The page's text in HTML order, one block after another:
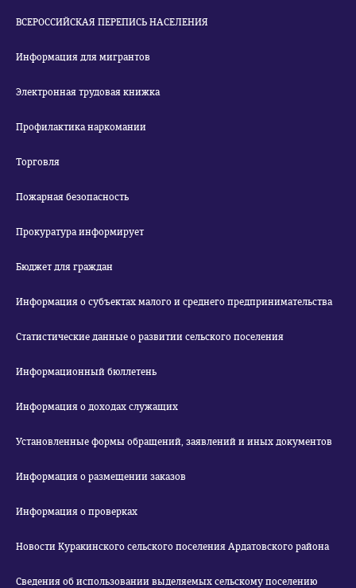
ВСЕРОССИЙСКАЯ ПЕРЕПИСЬ НАСЕЛЕНИЯ
Информация для мигрантов
Электронная трудовая книжка
Профилактика наркомании
Торговля
Пожарная безопасность
Прокуратура информирует
Бюджет для граждан
Информация о субъектах малого и среднего предпринимательства
Статистические данные о развитии сельского поселения
Информационный бюллетень
Информация о доходах служащих
Установленные формы обращений, заявлений и иных документов
Информация о размещении заказов
Информация о проверках
Новости Куракинского сельского поселения Ардатовского района
Сведения об использовании выделяемых сельскому поселению